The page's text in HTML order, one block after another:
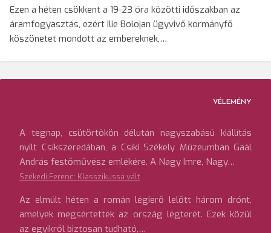
Ezen a héten csökkent a 19-23 óra közötti időszakban az
áramfogyasztás, ezért Ilie Bolojan ügyvivő kormányfő
köszönetet mondott az embereknek,…
VÉLEMÉNY
A tegnap, csütörtökön délután nagyszabású kiállítás
nyílt Csíkszeredában, a Csíki Székely Múzeumban Gaál
András festőművész emlékére. A Nagy Imre, Nagy…
Székedi Ferenc: Klasszikussá vált
Az elmúlt héten a román légierő lelőtt három drónt,
amelyek megsértették az ország légterét. Ezek közül
az egyikről biztosan tudható,…